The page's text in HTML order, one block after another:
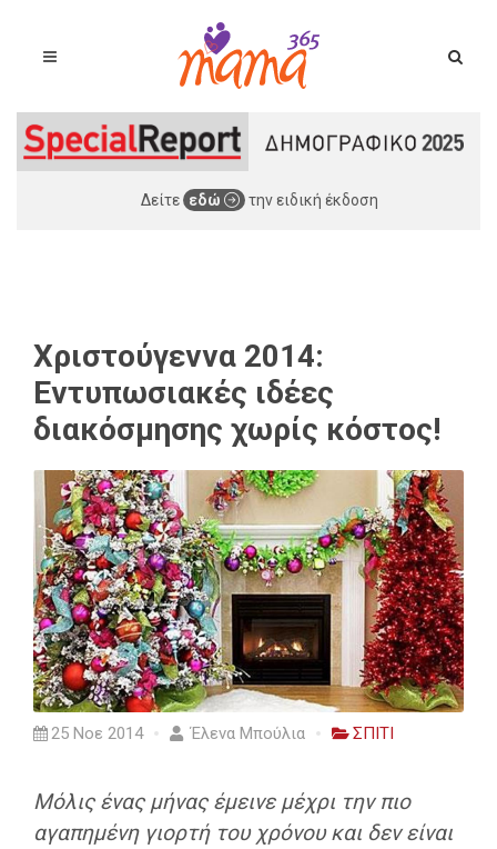
Δείτε εδώ την ειδική έκδοση
Χριστούγεννα 2014:
Εντυπωσιακές ιδέες
διακόσμησης χωρίς κόστος!
25 Νοε 2014 Έλενα Μπούλια ΣΠΙΤΙ
Μόλις ένας μήνας έμεινε μέχρι την πιο
αγαπημένη γιορτή του χρόνου και δεν είναι